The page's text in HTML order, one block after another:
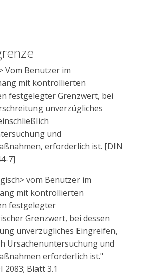
Vom Benutzer im
mit kontrollierten
festgelegter Grenzwert, bei
unverzügliches
und
erforderlich ist. [DIN
7]
vom Benutzer im
mit kontrollierten
festgelegter
Grenzwert, bei dessen
unverzügliches Eingreifen,
Ursachenuntersuchung und
erforderlich ist."
2083; Blatt 3.1